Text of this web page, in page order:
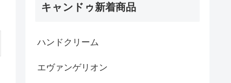
キャンドゥ新着商品
ハンドクリーム
エヴァンゲリオン